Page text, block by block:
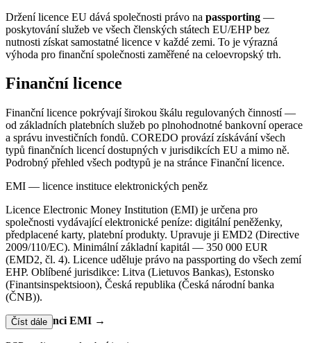
Držení licence EU dává společnosti právo na passporting —
poskytování služeb ve všech členských státech EU/EHP bez
nutnosti získat samostatné licence v každé zemi. To je výrazná
výhoda pro finanční společnosti zaměřené na celoevropský trh.
Finanční licence
Finanční licence pokrývají širokou škálu regulovaných činností —
od základních platebních služeb po plnohodnotné bankovní operace
a správu investičních fondů. COREDO provází získávání všech
typů finančních licencí dostupných v jurisdikcích EU a mimo ně.
Podrobný přehled všech podtypů je na stránce Finanční licence.
EMI — licence instituce elektronických peněz
Licence Electronic Money Institution (EMI) je určena pro
společnosti vydávající elektronické peníze: digitální peněženky,
předplacené karty, platební produkty. Upravuje ji EMD2 (Directive
2009/110/EC). Minimální základní kapitál — 350 000 EUR
(EMD2, čl. 4). Licence uděluje právo na passporting do všech zemí
EHP. Oblíbené jurisdikce: Litva (Lietuvos Bankas), Estonsko
(Finantsinspektsioon), Česká republika (Česká národní banka
(ČNB)).
Více o licenci EMI →
Číst dále